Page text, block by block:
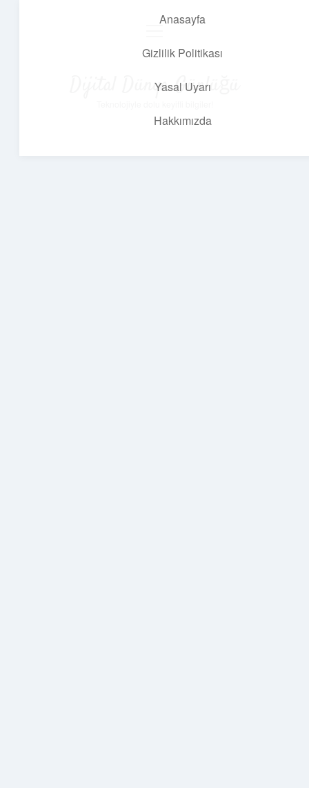
Anasayfa
Gizlilik Politikası
Yasal Uyarı
Hakkımızda
Dijital Dünya Günlüğü